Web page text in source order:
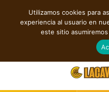
Rupturas, deseo,
Utilizamos cookies para
experiencia al usuario en
este sitio